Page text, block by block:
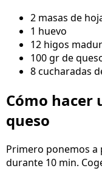
2 masas de
1 huevo
12 higos
100 gr de
8 cucharadas
Cómo hacer
queso
Primero ponemos a
durante 10 min.